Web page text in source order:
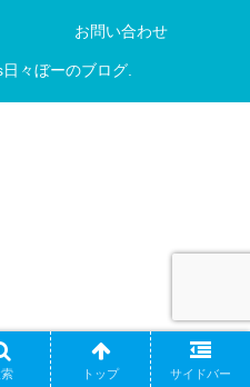
お問い合わせ
々ぼーのブログ.
トップ サイドバー